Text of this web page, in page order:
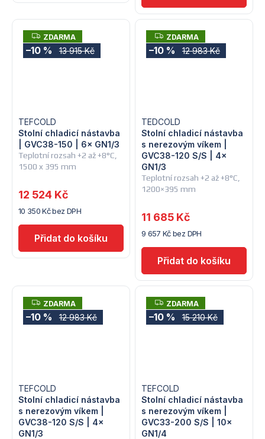
Z
D
A
R
ZDARMA
13 915 Kč
–10 %
Teplotní rozsah +2 až +8°C,
1500 x 395 mm
Stolní chladicí nástavba
| GVC38-150 | 6× GN1/3
TEFCOLD
10 350 Kč bez DPH
12 524 Kč
Z
D
A
R
ZDARMA
12 983 Kč
–10 %
Teplotní rozsah +2 až +8°C,
1200×395 mm
Stolní chladicí nástavba
s nerezovým víkem |
GVC38-120 S/S | 4×
GN1/3
TEDCOLD
9 657 Kč bez DPH
11 685 Kč
Z
D
A
R
ZDARMA
12 983 Kč
–10 %
Stolní chladicí nástavba
s nerezovým víkem |
GVC38-120 S/S | 4×
GN1/3
TEFCOLD
Z
D
A
R
ZDARMA
15 210 Kč
–10 %
Stolní chladicí nástavba
s nerezovým víkem |
GVC33-200 S/S | 10×
GN1/4
TEFCOLD